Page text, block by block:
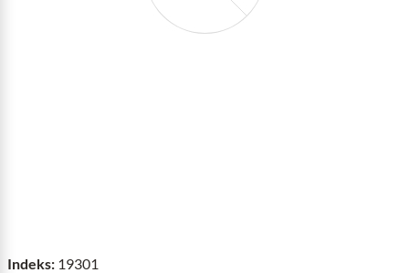
Indeks: 19301